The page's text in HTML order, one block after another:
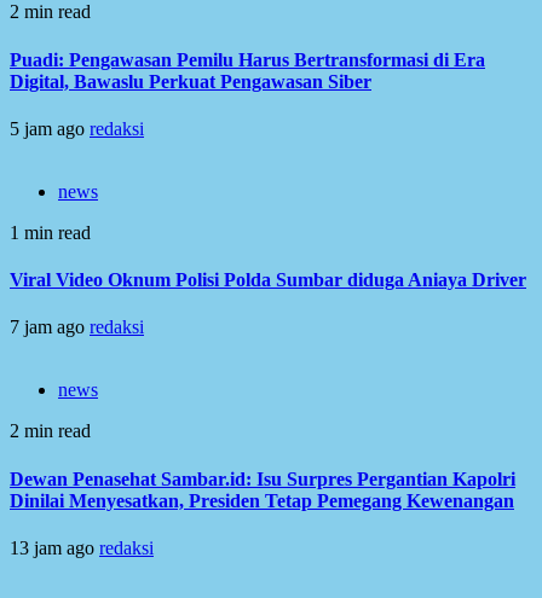
2 min read
Puadi: Pengawasan Pemilu Harus Bertransformasi di Era
Digital, Bawaslu Perkuat Pengawasan Siber
5 jam ago redaksi
news
1 min read
Viral Video Oknum Polisi Polda Sumbar diduga Aniaya Driver
7 jam ago redaksi
news
2 min read
Dewan Penasehat Sambar.id: Isu Surpres Pergantian Kapolri
Dinilai Menyesatkan, Presiden Tetap Pemegang Kewenangan
13 jam ago redaksi